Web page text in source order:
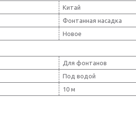
Китай
Фонтанная насадка
Новое
Для фонтанов
Под водой
10 м